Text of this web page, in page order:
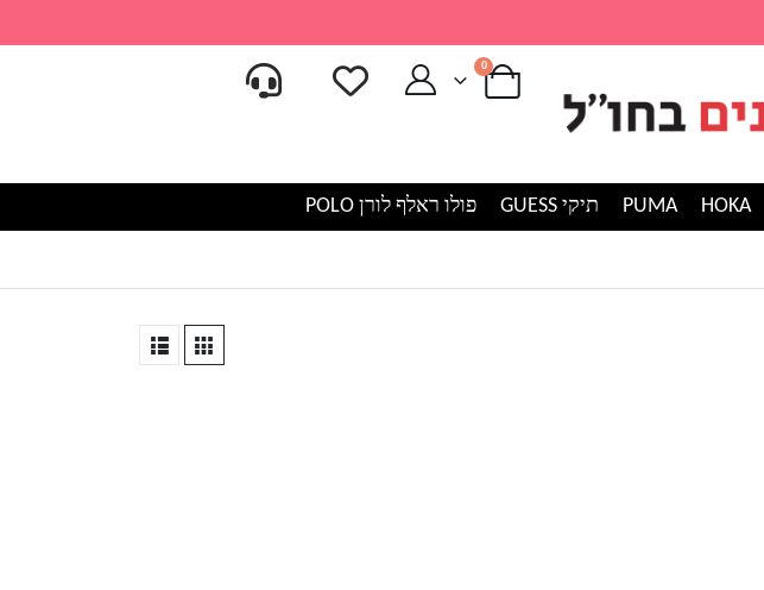
0
HOKA
PUMA תיקי GUESS פולו ראלף לורן POLO